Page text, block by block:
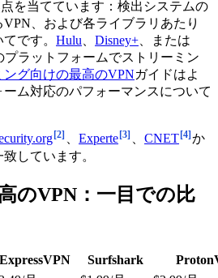
を当てています：検出システムの
、および各ライブラリあたり
です。 Hulu、 Disney+、または
プラットフォームでストリーミン
ング向けの最高のVPNガイドはよ
ム対応のパフォーマンスについて
[2] 、 Experte [3] 、 CNET [4] か
しています。
のVPN：一目での比
ExpressVPN Surfshark